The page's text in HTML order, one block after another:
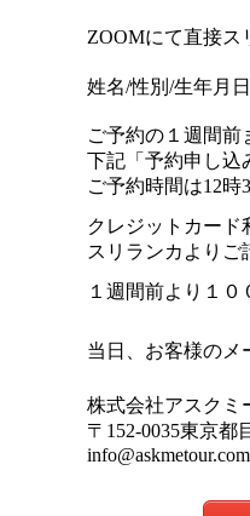
ZOOMにて直接ス
姓名/性別/生年月
ご予約の１週間前
下記「予約申し込
ご予約時間は12時
クレジットカード
スリランカよりご
１週間前より１０
当日、お客様のメ
株式会社アスクミ
〒152-0035東京都
info@askmetour.com